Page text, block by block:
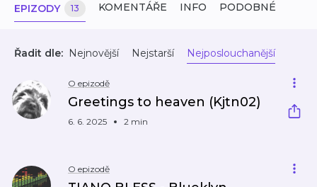
EPIZODY 13 KOMENTÁŘE INFO PODOBNÉ
Řadit dle: Nejnovější Nejstarší Nejposlouchanější
O epizodě
Greetings to heaven (Kjtn02)
6. 6. 2025 2 min
O epizodě